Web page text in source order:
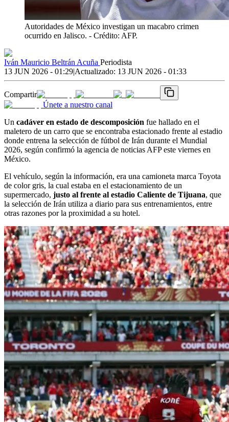
Autoridades de México investigan un macabro crimen
ocurrido en Jalisco. - Crédito: AFP.
Iván Mauricio Beltrán Acuña Periodista
13 JUN 2026 - 01:29|Actualizado: 13 JUN 2026 - 01:33
Compartir
Únete a nuestro canal
Un cadáver en estado de descomposición fue hallado en el
maletero de un carro que se encontraba estacionado frente al estadio
donde entrena la selección de fútbol de Irán durante el Mundial
2026, según confirmó la agencia de noticias AFP este viernes en
México.
El vehículo, según la información, era una camioneta marca Toyota
de color gris, la cual estaba en el estacionamiento de un
supermercado, justo al frente al estadio Caliente de Tijuana, que
la selección de Irán utiliza a diario para sus entrenamientos, entre
otras razones por la proximidad a su hotel.